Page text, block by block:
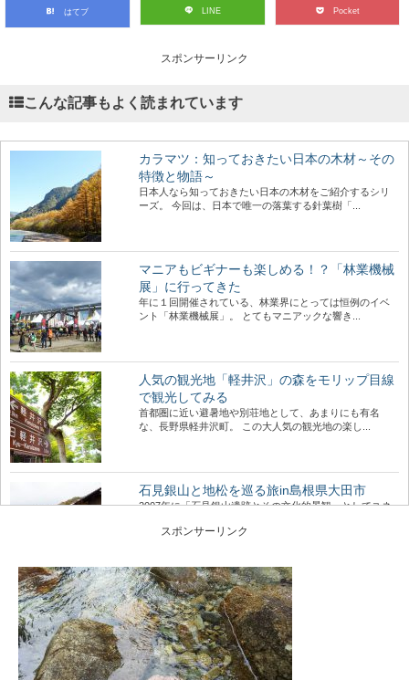
はてブ LINE Pocket
スポンサーリンク
こんな記事もよく読まれています
カラマツ：知っておきたい日本の木材～その
特徴と物語～
日本人なら知っておきたい日本の木材をご紹介するシリ
ーズ。 今回は、日本で唯一の落葉する針葉樹「...
マニアもビギナーも楽しめる！？「林業機械
展」に行ってきた
年に１回開催されている、林業界にとっては恒例のイベ
ント「林業機械展」。 とてもマニアックな響き...
人気の観光地「軽井沢」の森をモリップ目線
で観光してみる
首都圏に近い避暑地や別荘地として、あまりにも有名
な、長野県軽井沢町。 この大人気の観光地の楽し...
石見銀山と地松を巡る旅in島根県大田市
2007年に「石見銀山遺跡とその文化的景観」としてユネ
ミズナラとコナラ：知っておきたい日本の木
材～特徴と物語～
日本人なら知っておきたい日本の木材をご紹介するシリ
ーズ。 今回は、広葉樹の中でも身近に利用され...
スポンサーリンク